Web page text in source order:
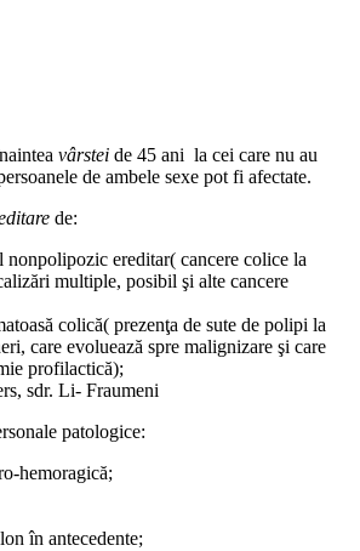
vârstei de 45 ani la cei care nu au
de ambele sexe pot fi afectate.
de:
nonpolipozic ereditar( cancere colice la
multiple, posibil şi alte cancere
colică( prezenţa de sute de polipi la
care evoluează spre malignizare şi care
profilactică);
sdr. Li- Fraumeni
patologice:
hemoragică;
în antecedente;